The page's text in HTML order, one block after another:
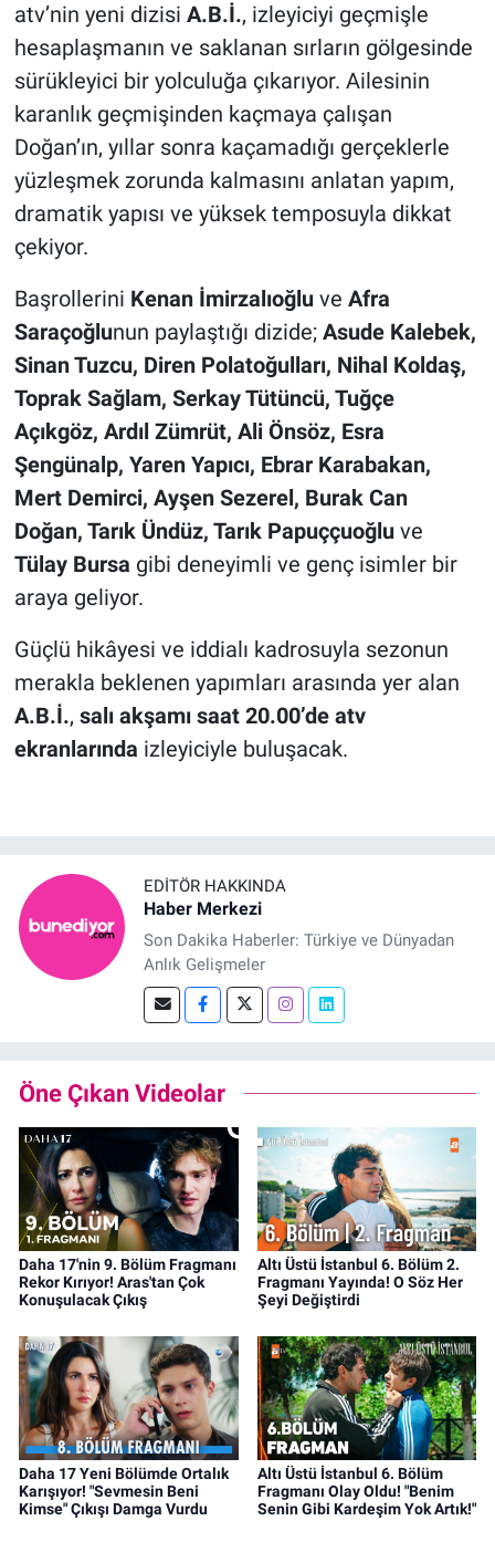
atv’nin yeni dizisi A.B.İ., izleyiciyi geçmişle
hesaplaşmanın ve saklanan sırların gölgesinde
sürükleyici bir yolculuğa çıkarıyor. Ailesinin
karanlık geçmişinden kaçmaya çalışan
Doğan’ın, yıllar sonra kaçamadığı gerçeklerle
yüzleşmek zorunda kalmasını anlatan yapım,
dramatik yapısı ve yüksek temposuyla dikkat
çekiyor.
Başrollerini Kenan İmirzalıoğluve Afra
Saraçoğlunun paylaştığı dizide; Asude Kalebek,
Sinan Tuzcu, Diren Polatoğulları, Nihal Koldaş,
Toprak Sağlam, Serkay Tütüncü, Tuğçe
Açıkgöz, Ardıl Zümrüt, Ali Önsöz, Esra
Şengünalp, Yaren Yapıcı, Ebrar Karabakan,
Mert Demirci, Ayşen Sezerel, Burak Can
Doğan, Tarık Ündüz, Tarık Papuççuoğluve
Tülay Bursa gibi deneyimli ve genç isimler bir
araya geliyor.
Güçlü hikâyesi ve iddialı kadrosuyla sezonun
merakla beklenen yapımları arasında yer alan
A.B.İ., salı akşamı saat 20.00’de atv
ekranlarında izleyiciyle buluşacak.
EDITÖR HAKKINDA
Haber Merkezi
Son Dakika Haberler: Türkiye ve Dünyadan
Anlık Gelişmeler
Öne Çıkan Videolar
Daha 17'nin 9. Bölüm Fragmanı
Rekor Kırıyor! Aras'tan Çok
Konuşulacak Çıkış
Altı Üstü İstanbul 6. Bölüm 2.
Fragmanı Yayında! O Söz Her
Şeyi Değiştirdi
Daha 17 Yeni Bölümde Ortalık
Karışıyor! "Sevmesin Beni
Kimse" Çıkışı Damga Vurdu
Altı Üstü İstanbul 6. Bölüm
Fragmanı Olay Oldu! "Benim
Senin Gibi Kardeşim Yok Artık!"